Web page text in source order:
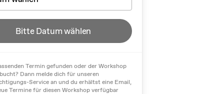
Bitte Datum wählen
Termin gefunden oder der Workshop
Dann melde dich für unseren
Service an und du erhältst eine Email,
Termine für diesen Workshop verfügbar